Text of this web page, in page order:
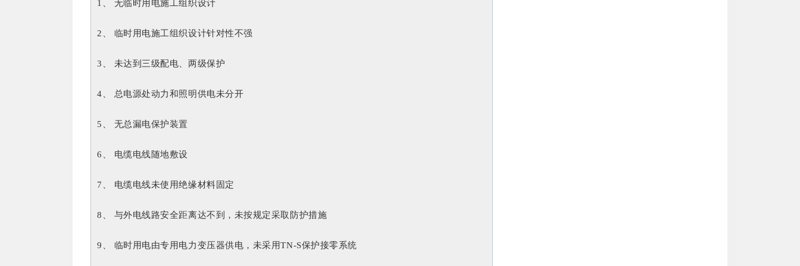
1、 无临时用电施工组织设计
2、 临时用电施工组织设计针对性不强
3、 未达到三级配电、两级保护
4、 总电源处动力和照明供电未分开
5、 无总漏电保护装置
6、 电缆电线随地敷设
7、 电缆电线未使用绝缘材料固定
8、 与外电线路安全距离达不到，未按规定采取防护措施
9、 临时用电由专用电力变压器供电，未采用TN-S保护接零系统